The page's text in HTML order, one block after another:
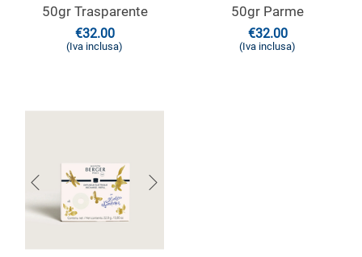
50gr Trasparente
€32.00
(Iva inclusa)
50gr Parme
€32.00
(Iva inclusa)